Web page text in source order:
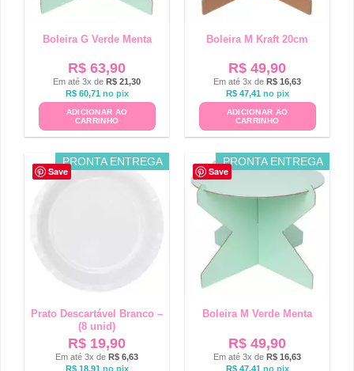
Boleira G Verde Menta
R$ 63,90
Em até 3x de R$ 21,30
R$60,71 no pix
ADICIONAR AO
CARRINHO
Boleira M Kraft 20cm
R$ 49,90
Em até 3x de R$ 16,63
R$47,41 no pix
ADICIONAR AO
CARRINHO
Save
PRONTA ENTREGA
Prato Descartável Branco –
(8 unid)
R$ 19,90
Em até 3x de R$ 6,63
R$18,91 no pix
Save
PRONTA ENTREGA
Boleira M Verde Menta
R$ 49,90
Em até 3x de R$ 16,63
R$47,41 no pix